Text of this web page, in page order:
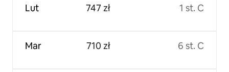
Lut
Mar
747 zł
710 zł
1 st. C
6 st. C